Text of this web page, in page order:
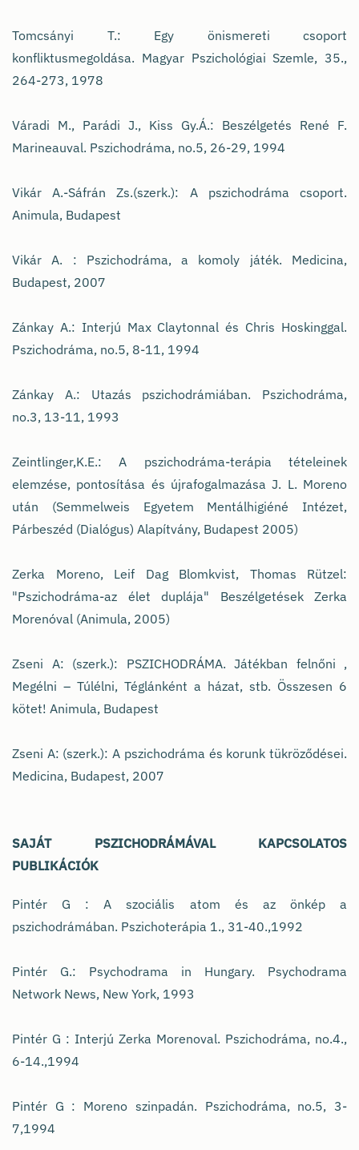
Tomcsányi T.: Egy önismereti csoport
konfliktusmegoldása. Magyar Pszichológiai Szemle, 35.,
264-273, 1978
Váradi M., Parádi J., Kiss Gy.Á.: Beszélgetés René F.
Marineauval. Pszichodráma, no.5, 26-29, 1994
Vikár A.-Sáfrán Zs.(szerk.): A pszichodráma csoport.
Animula, Budapest
Vikár A. : Pszichodráma, a komoly játék. Medicina,
Budapest, 2007
Zánkay A.: Interjú Max Claytonnal és Chris Hoskinggal.
Pszichodráma, no.5, 8-11, 1994
Zánkay A.: Utazás pszichodrámiában. Pszichodráma,
no.3, 13-11, 1993
Zeintlinger,K.E.: A pszichodráma-terápia tételeinek
elemzése, pontosítása és újrafogalmazása J. L. Moreno
után (Semmelweis Egyetem Mentálhigiéné Intézet,
Párbeszéd (Dialógus) Alapítvány, Budapest 2005)
Zerka Moreno, Leif Dag Blomkvist, Thomas Rützel:
"Pszichodráma-az élet duplája" Beszélgetések Zerka
Morenóval (Animula, 2005)
Zseni A: (szerk.): PSZICHODRÁMA. Játékban felnőni ,
Megélni – Túlélni, Téglánként a házat, stb. Összesen 6
kötet! Animula, Budapest
Zseni A: (szerk.): A pszichodráma és korunk tükröződései.
Medicina, Budapest, 2007
SAJÁT PSZICHODRÁMÁVAL KAPCSOLATOS
PUBLIKÁCIÓK
Pintér G : A szociális atom és az önkép a
pszichodrámában. Pszichoterápia 1., 31-40.,1992
Pintér G.: Psychodrama in Hungary. Psychodrama
Network News, New York, 1993
Pintér G : Interjú Zerka Morenoval. Pszichodráma, no.4.,
6-14.,1994
Pintér G : Moreno szinpadán. Pszichodráma, no.5, 3-
7,1994